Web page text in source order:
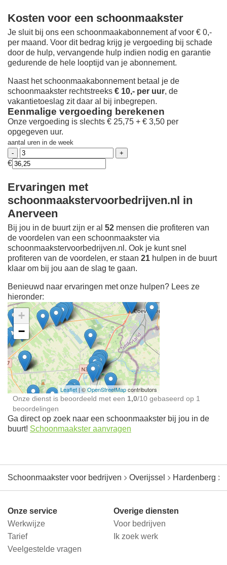
Kosten voor een schoonmaakster
Je sluit bij ons een schoonmaakabonnement af voor € 0,-
per maand. Voor dit bedrag krijg je vergoeding bij schade
door de hulp, vervangende hulp indien nodig en garantie
gedurende de hele looptijd van je abonnement.
Naast het schoonmaakabonnement betaal je de
schoonmaakster rechtstreeks € 10,- per uur, de
vakantietoeslag zit daar al bij inbegrepen.
Eenmalige vergoeding berekenen
Onze vergoeding is slechts € 25,75 + € 3,50 per
opgegeven uur.
aantal uren in de week
€
Ervaringen met
schoonmaakstervoorbedrijven.nl in
Anerveen
Bij jou in de buurt zijn er al 52 mensen die profiteren van
de voordelen van een schoonmaakster via
schoonmaakstervoorbedrijven.nl. Ook je kunt snel
profiteren van de voordelen, er staan 21 hulpen in de buurt
klaar om bij jou aan de slag te gaan.
Benieuwd naar ervaringen met onze hulpen? Lees ze
hieronder:
Ontdek meer ervaringen
Schoonmaakster bij
jou in de buurt
+
−
Leaflet | ©OpenStreetMapcontributors
Onze dienst is beoordeeld met een 1,0/10 gebaseerd op 1
beoordelingen
Ga direct op zoek naar een schoonmaakster bij jou in de
buurt! Schoonmaakster aanvragen
Schoonmaakster voor bedrijven Overijssel Hardenberg
Onze service
Werkwijze
Tarief
Veelgestelde vragen
Overige diensten
Voor bedrijven
Ik zoek werk